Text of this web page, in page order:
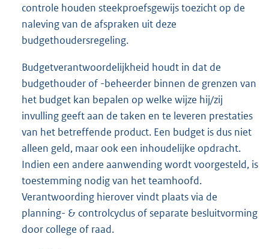
controle houden steekproefsgewijs toezicht op de
naleving van de afspraken uit deze
budgethoudersregeling.
Budgetverantwoordelijkheid houdt in dat de
budgethouder of -beheerder binnen de grenzen van
het budget kan bepalen op welke wijze hij/zij
invulling geeft aan de taken en te leveren prestaties
van het betreffende product. Een budget is dus niet
alleen geld, maar ook een inhoudelijke opdracht.
Indien een andere aanwending wordt voorgesteld, is
toestemming nodig van het teamhoofd.
Verantwoording hierover vindt plaats via de
planning- & controlcyclus of separate besluitvorming
door college of raad.